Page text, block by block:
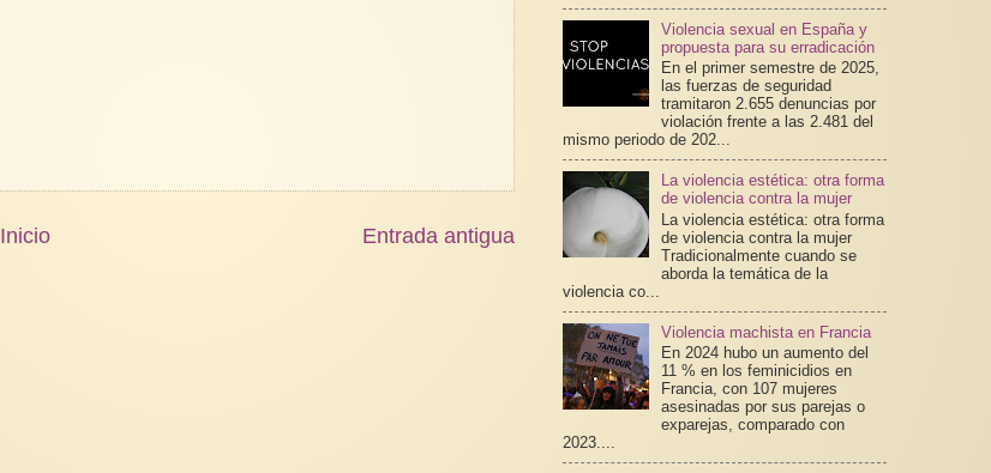
Entrada antigua
Inicio
Violencia sexual en España y
propuesta para su erradicación
En el primer semestre de 2025,
las fuerzas de seguridad
tramitaron 2.655 denuncias por
violación frente a las 2.481 del
mismo periodo de 202...
La violencia estética: otra forma
de violencia contra la mujer
La violencia estética: otra forma
de violencia contra la mujer
Tradicionalmente cuando se
aborda la temática de la
violencia co...
Violencia machista en Francia
En 2024 hubo un aumento del
11 % en los feminicidios en
Francia, con 107 mujeres
asesinadas por sus parejas o
exparejas, comparado con
2023....